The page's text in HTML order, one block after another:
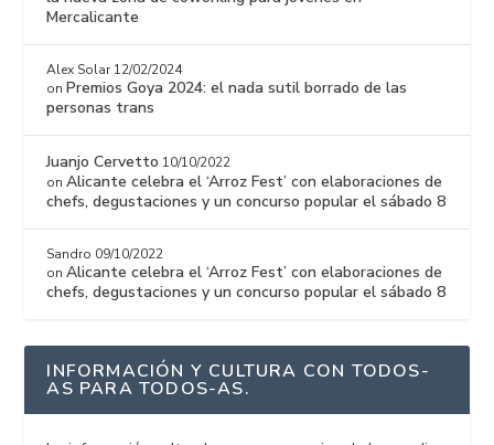
Mercalicante
Alex Solar 12/02/2024
onPremios Goya 2024: el nada sutil borrado de las
personas trans
Juanjo Cervetto 10/10/2022
onAlicante celebra el ‘Arroz Fest’ con elaboraciones de
chefs, degustaciones y un concurso popular el sábado 8
Sandro 09/10/2022
onAlicante celebra el ‘Arroz Fest’ con elaboraciones de
chefs, degustaciones y un concurso popular el sábado 8
INFORMACIÓN Y CULTURA CON TODOS-
AS PARA TODOS-AS.